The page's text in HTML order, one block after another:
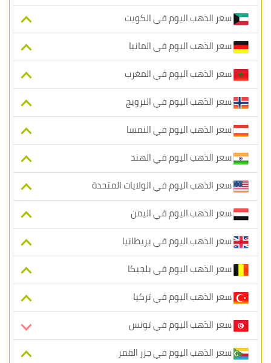
سعر الذهب اليوم في الكويت
سعر الذهب اليوم في المانيا
سعر الذهب اليوم في المغرب
سعر الذهب اليوم في النرويج
سعر الذهب اليوم في النمسا
سعر الذهب اليوم في الهند
سعر الذهب اليوم في الولايات المتحدة
سعر الذهب اليوم في اليمن
سعر الذهب اليوم في بريطانيا
سعر الذهب اليوم في بلجيكا
سعر الذهب اليوم في تركيا
سعر الذهب اليوم في تونس
سعر الذهب اليوم في جزر القمر